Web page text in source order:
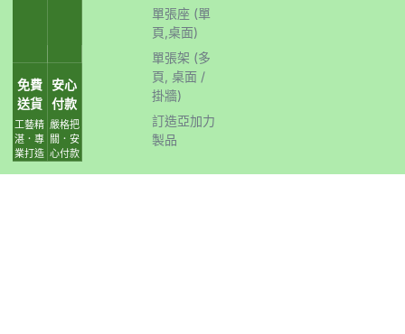
免費
送貨
工藝精
湛．專
業打造
安心
付款
嚴格把
關．安
心付款
單張座 (單
頁,桌面)
單張架 (多
頁, 桌面 /
掛牆)
訂造亞加力
製品